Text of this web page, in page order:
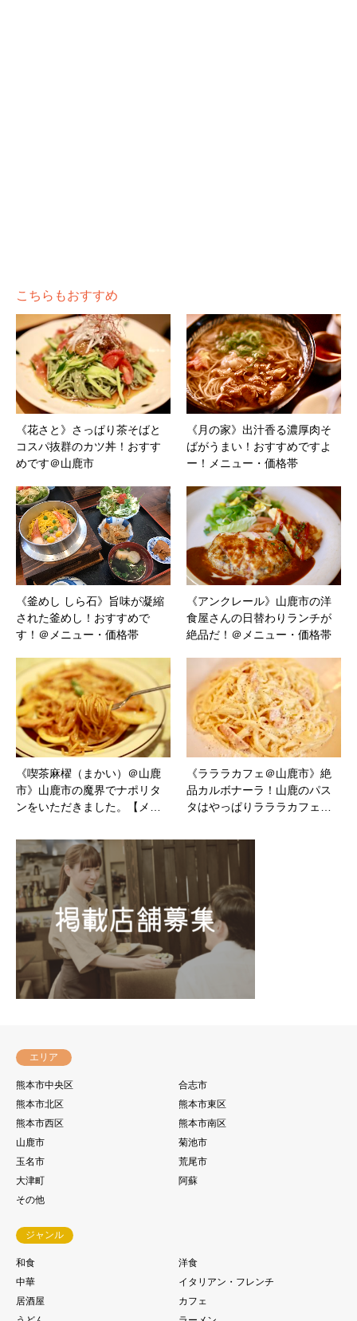
こちらもおすすめ
《花さと》さっぱり茶そばと
コスパ抜群のカツ丼！おすす
めです＠山鹿市
《月の家》出汁香る濃厚肉そ
ばがうまい！おすすめですよ
ー！メニュー・価格帯
《釜めし しら石》旨味が凝縮
された釜めし！おすすめで
す！＠メニュー・価格帯
《アンクレール》山鹿市の洋
食屋さんの日替わりランチが
絶品だ！＠メニュー・価格帯
《喫茶麻櫂（まかい）＠山鹿
市》山鹿市の魔界でナポリタ
ンをいただきました。【メ…
《ラララカフェ＠山鹿市》絶
品カルボナーラ！山鹿のパス
タはやっぱりラララカフェ…
エリア
熊本市中央区
合志市
熊本市北区
熊本市東区
熊本市西区
熊本市南区
山鹿市
菊池市
玉名市
荒尾市
大津町
阿蘇
その他
ジャンル
和食
洋食
中華
イタリアン・フレンチ
居酒屋
カフェ